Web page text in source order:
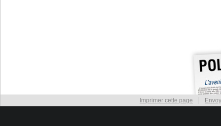
Imprimer cette page